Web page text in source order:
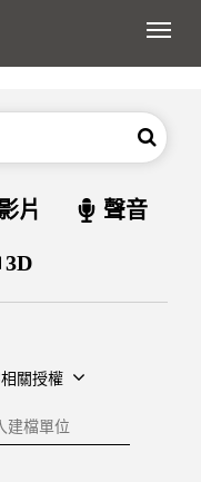
展
搜尋
型
片 聲音
3D
關授權
單位